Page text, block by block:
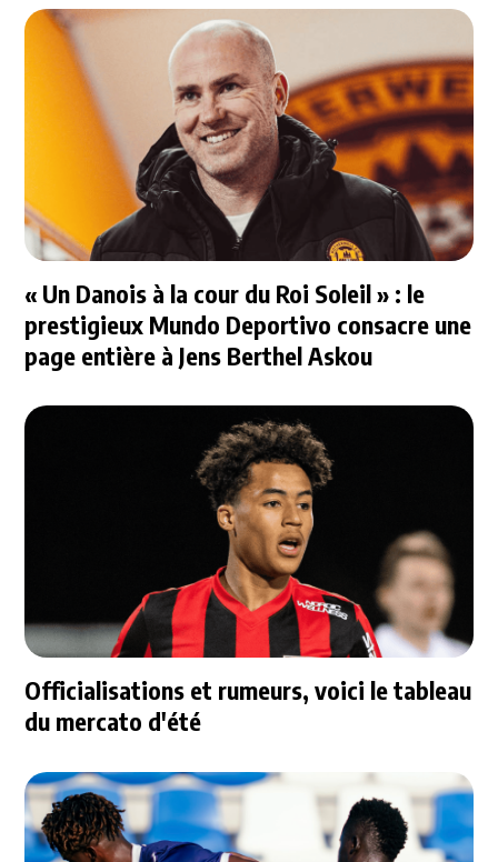
« Un Danois à la cour du Roi Soleil » : le
prestigieux Mundo Deportivo consacre une
page entière à Jens Berthel Askou
Officialisations et rumeurs, voici le tableau
du mercato d'été